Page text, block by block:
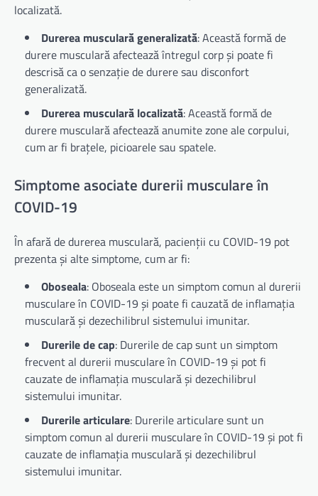
localizată.
Durerea musculară generalizată: Această formă de
durere musculară afectează întregul corp și poate fi
descrisă ca o senzație de durere sau disconfort
generalizată.
Durerea musculară localizată: Această formă de
durere musculară afectează anumite zone ale corpului,
cum ar fi brațele, picioarele sau spatele.
Simptome asociate durerii musculare în
COVID-19
În afară de durerea musculară, pacienții cu COVID-19 pot
prezenta și alte simptome, cum ar fi:
Oboseala: Oboseala este un simptom comun al durerii
musculare în COVID-19 și poate fi cauzată de inflamația
musculară și dezechilibrul sistemului imunitar.
Durerile de cap: Durerile de cap sunt un simptom
frecvent al durerii musculare în COVID-19 și pot fi
cauzate de inflamația musculară și dezechilibrul
sistemului imunitar.
Durerile articulare: Durerile articulare sunt un
simptom comun al durerii musculare în COVID-19 și pot fi
cauzate de inflamația musculară și dezechilibrul
sistemului imunitar.